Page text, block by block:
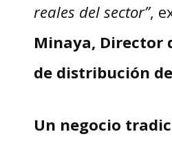
reales del sector”,
Minaya, Director
de distribución de
Un negocio